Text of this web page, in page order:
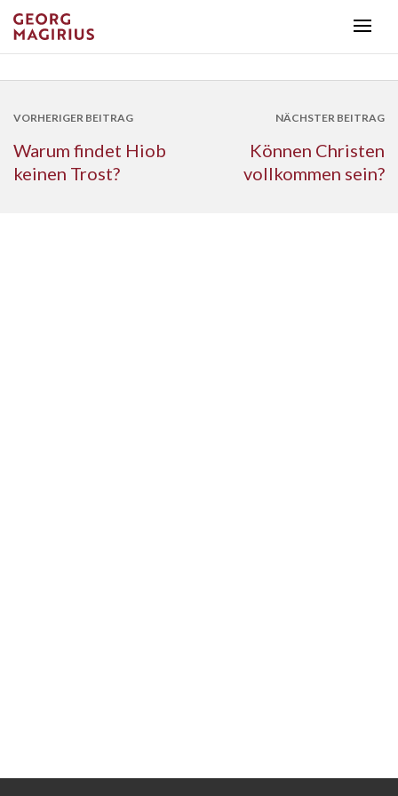
VORHERIGER BEITRAG
Warum findet Hiob
keinen Trost?
NÄCHSTER BEITRAG
Können Christen
vollkommen sein?